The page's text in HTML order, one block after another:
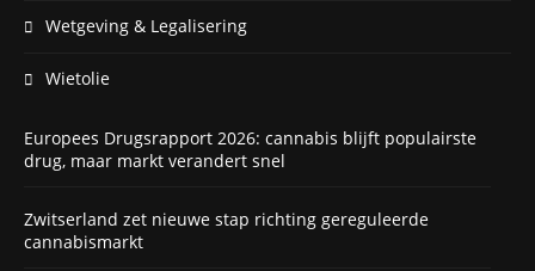
Wetgeving & Legalisering
Wietolie
Europees Drugsrapport 2026: cannabis blijft populairste
drug, maar markt verandert snel
Zwitserland zet nieuwe stap richting gereguleerde
cannabismarkt